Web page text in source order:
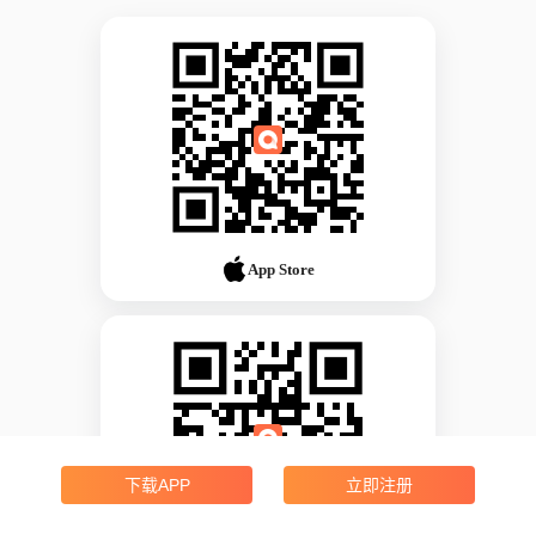
App Store
下载APP 立即注册